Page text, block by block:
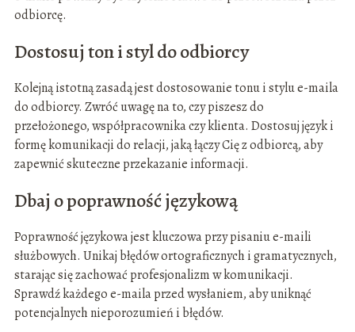
odbiorcę.
Dostosuj ton i styl do odbiorcy
Kolejną istotną zasadą jest dostosowanie tonu i stylu e-maila
do odbiorcy. Zwróć uwagę na to, czy piszesz do
przełożonego, współpracownika czy klienta. Dostosuj język i
formę komunikacji do relacji, jaką łączy Cię z odbiorcą, aby
zapewnić skuteczne przekazanie informacji.
Dbaj o poprawność językową
Poprawność językowa jest kluczowa przy pisaniu e-maili
służbowych. Unikaj błędów ortograficznych i gramatycznych,
starając się zachować profesjonalizm w komunikacji.
Sprawdź każdego e-maila przed wysłaniem, aby uniknąć
potencjalnych nieporozumień i błędów.